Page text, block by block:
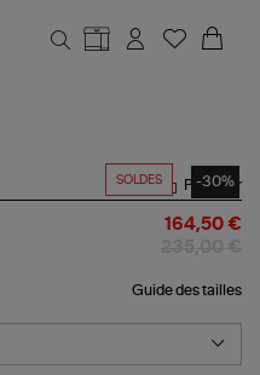
SOLDES -30%
Partager
164,50 €
Guide des tailles